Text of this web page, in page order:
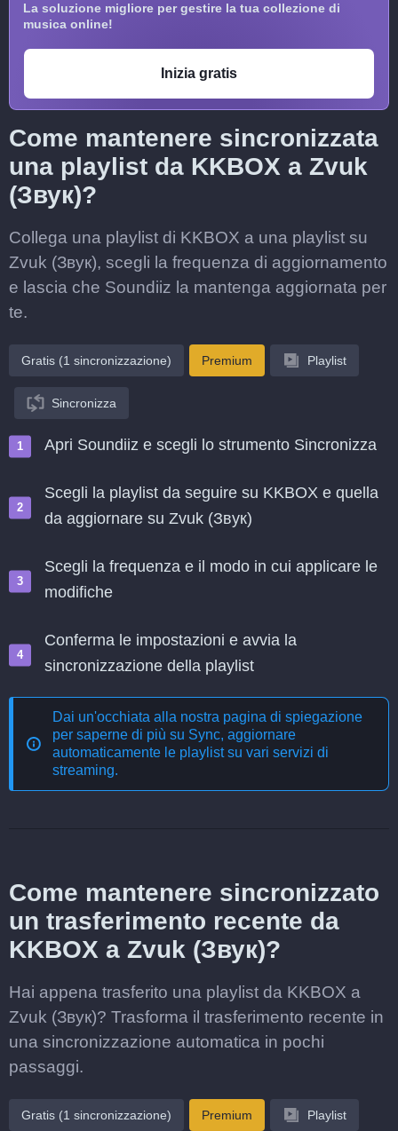
La soluzione migliore per gestire la tua collezione di
musica online!
Inizia gratis
Come mantenere sincronizzata
una playlist da KKBOX a Zvuk
(Звук)?
Collega una playlist di KKBOX a una playlist su
Zvuk (Звук), scegli la frequenza di aggiornamento
e lascia che Soundiiz la mantenga aggiornata per
te.
Gratis (1 sincronizzazione) Premium Playlist
Sincronizza
Apri Soundiiz e scegli lo strumento Sincronizza
Scegli la playlist da seguire su KKBOX e quella
da aggiornare su Zvuk (Звук)
Scegli la frequenza e il modo in cui applicare le
modifiche
Conferma le impostazioni e avvia la
sincronizzazione della playlist
Dai un'occhiata alla nostra pagina di spiegazione
per saperne di più su Sync, aggiornare
automaticamente le playlist su vari servizi di
streaming.
Come mantenere sincronizzato
un trasferimento recente da
KKBOX a Zvuk (Звук)?
Hai appena trasferito una playlist da KKBOX a
Zvuk (Звук)? Trasforma il trasferimento recente in
una sincronizzazione automatica in pochi
passaggi.
Gratis (1 sincronizzazione) Premium Playlist